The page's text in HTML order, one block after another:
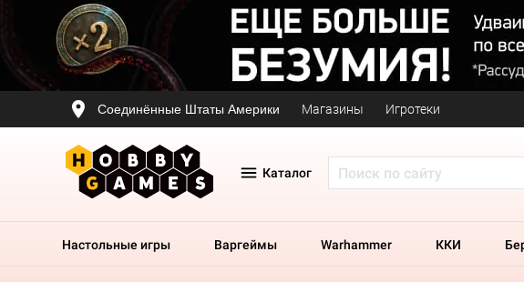
Соединённые Штаты Америки Магазины Игротеки
Каталог
Настольные игры Варгеймы Warhammer ККИ